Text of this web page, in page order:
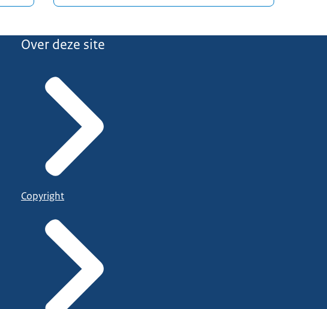
Over deze site
Copyright